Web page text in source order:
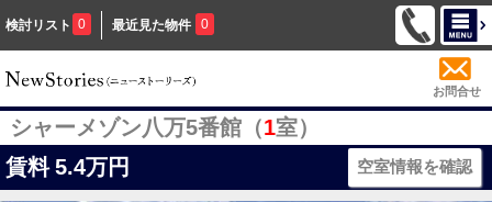
検討リスト 0 最近見た物件 0
お問合せ
シャーメゾン八万5番館（1室）
賃料 5.4万円 空室情報を確認